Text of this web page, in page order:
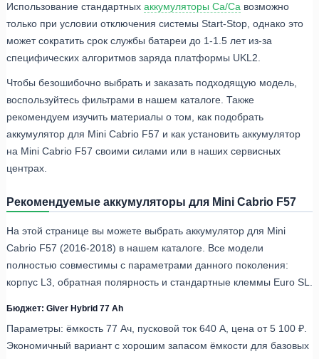
Использование стандартных аккумуляторы Ca/Ca возможно
только при условии отключения системы Start-Stop, однако это
может сократить срок службы батареи до 1-1.5 лет из-за
специфических алгоритмов заряда платформы UKL2.
Чтобы безошибочно выбрать и заказать подходящую модель,
воспользуйтесь фильтрами в нашем каталоге. Также
рекомендуем изучить материалы о том, как подобрать
аккумулятор для Mini Cabrio F57 и как установить аккумулятор
на Mini Cabrio F57 своими силами или в наших сервисных
центрах.
Рекомендуемые аккумуляторы для Mini Cabrio F57
На этой странице вы можете выбрать аккумулятор для Mini
Cabrio F57 (2016-2018) в нашем каталоге. Все модели
полностью совместимы с параметрами данного поколения:
корпус L3, обратная полярность и стандартные клеммы Euro SL.
Бюджет: Giver Hybrid 77 Ah
Параметры: ёмкость 77 Ач, пусковой ток 640 А, цена от 5 100 ₽.
Экономичный вариант с хорошим запасом ёмкости для базовых